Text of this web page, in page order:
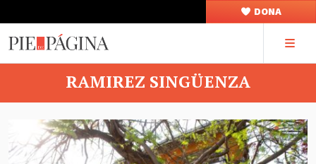
DONA
RAMIREZ SINGÜENZA